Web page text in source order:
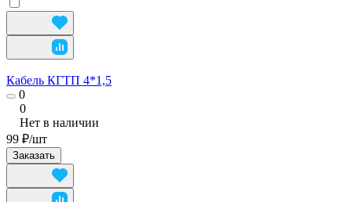
Кабель КГТП 4*1,5
0
0
Нет в наличии
99 ₽/шт
Заказать